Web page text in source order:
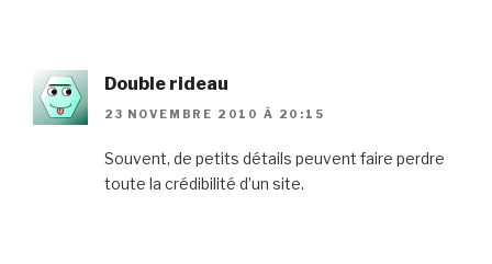
Double rideau
23 NOVEMBRE 2010 À 20:15
Souvent, de petits détails peuvent faire perdre
toute la crédibilité d’un site.